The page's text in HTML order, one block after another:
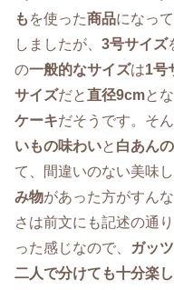
も を使った商品になっ
しましたが、 3号サイズ
の一般的なサイズは1号
サイズだと直径9cmと
ケーキだそうです。そ
いもの味わいと 白あん
て、間違いのない美味
み物があった方がすん
さは前文にも記述の通
った感じなので、 ガッ
二人で分けても十分楽